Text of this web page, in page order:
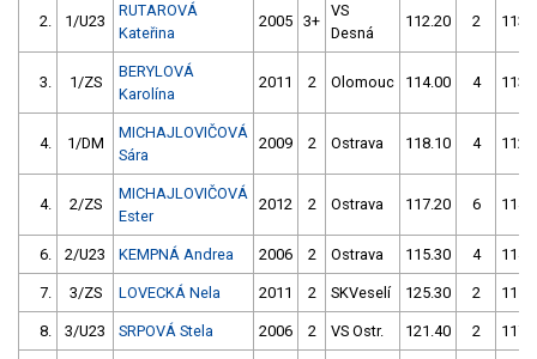
2. 1/U23
RUTAROVÁ
Kateřina
2005 3+
VS
Desná
112.20 2
3. 1/ZS
BERYLOVÁ
Karolína
2011 2 Olomouc 114.00 4
4. 1/DM
MICHAJLOVIČOVÁ
Sára
2009 2 Ostrava 118.10 4
4. 2/ZS
MICHAJLOVIČOVÁ
Ester
2012 2 Ostrava 117.20 6
6. 2/U23 KEMPNÁ Andrea 2006 2 Ostrava 115.30 4
7. 3/ZS LOVECKÁ Nela 2011 2 SKVeselí 125.30 2
8. 3/U23 SRPOVÁ Stela 2006 2 VS Ostr. 121.40 2